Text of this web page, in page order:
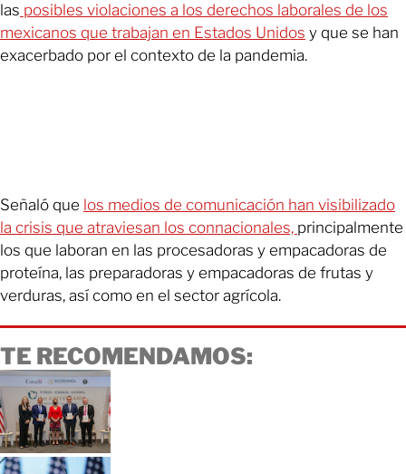
las posibles violaciones a los derechos laborales de los
mexicanos que trabajan en Estados Unidos y que se han
exacerbado por el contexto de la pandemia.
Señaló que los medios de comunicación han visibilizado
la crisis que atraviesan los connacionales, principalmente
los que laboran en las procesadoras y empacadoras de
proteína, las preparadoras y empacadoras de frutas y
verduras, así como en el sector agrícola.
TE RECOMENDAMOS: